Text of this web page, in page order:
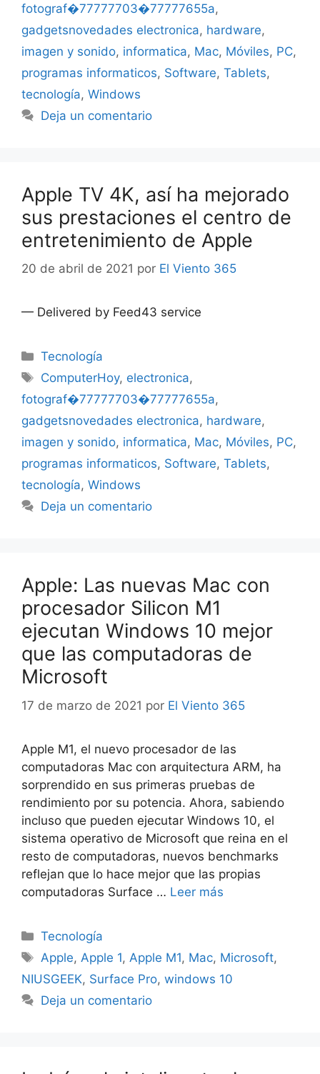
fotograf�77777703�77777655a,
gadgetsnovedades electronica, hardware,
imagen y sonido, informatica, Mac, Móviles, PC,
programas informaticos, Software, Tablets,
tecnología, Windows
Deja un comentario
Apple TV 4K, así ha mejorado
sus prestaciones el centro de
entretenimiento de Apple
20 de abril de 2021 por El Viento 365
— Delivered by Feed43 service
Categorías
Tecnología
Etiquetas
ComputerHoy, electronica,
fotograf�77777703�77777655a,
gadgetsnovedades electronica, hardware,
imagen y sonido, informatica, Mac, Móviles, PC,
programas informaticos, Software, Tablets,
tecnología, Windows
Deja un comentario
Apple: Las nuevas Mac con
procesador Silicon M1
ejecutan Windows 10 mejor
que las computadoras de
Microsoft
17 de marzo de 2021 por El Viento 365
Apple M1, el nuevo procesador de las
computadoras Mac con arquitectura ARM, ha
sorprendido en sus primeras pruebas de
rendimiento por su potencia. Ahora, sabiendo
incluso que pueden ejecutar Windows 10, el
sistema operativo de Microsoft que reina en el
resto de computadoras, nuevos benchmarks
reflejan que lo hace mejor que las propias
computadoras Surface … Leer más
Categorías
Tecnología
Etiquetas
Apple, Apple 1, Apple M1, Mac, Microsoft,
NIUSGEEK, Surface Pro, windows 10
Deja un comentario